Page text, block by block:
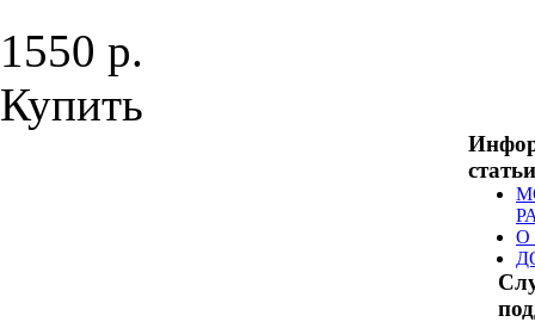
1550 р.
Купить
статьи
О